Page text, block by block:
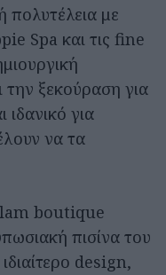
πολυτέλεια με
Spa και τις fine
την ξεκούραση για
για
να τα
boutique
πισίνα του
design,